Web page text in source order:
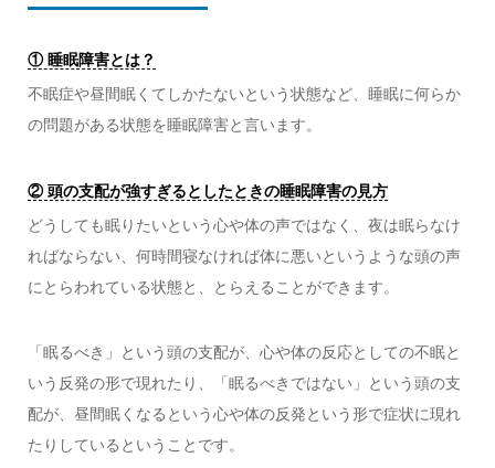
① 睡眠障害とは？
不眠症や昼間眠くてしかたないという状態など、睡眠に何らか
の問題がある状態を睡眠障害と言います。
② 頭の支配が強すぎるとしたときの睡眠障害の見方
どうしても眠りたいという心や体の声ではなく、夜は眠らなけ
ればならない、何時間寝なければ体に悪いというような頭の声
にとらわれている状態と、とらえることができます。
「眠るべき」という頭の支配が、心や体の反応としての不眠と
いう反発の形で現れたり、「眠るべきではない」という頭の支
配が、昼間眠くなるという心や体の反発という形で症状に現れ
たりしているということです。